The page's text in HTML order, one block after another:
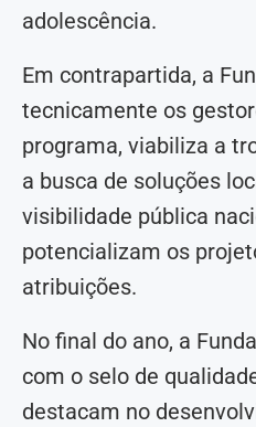
adolescência.
Em contrapartida, a
tecnicamente os
programa, viabiliza a
a busca de soluções
visibilidade pública
potencializam os
atribuições.
No final do ano, a
com o selo de
destacam no